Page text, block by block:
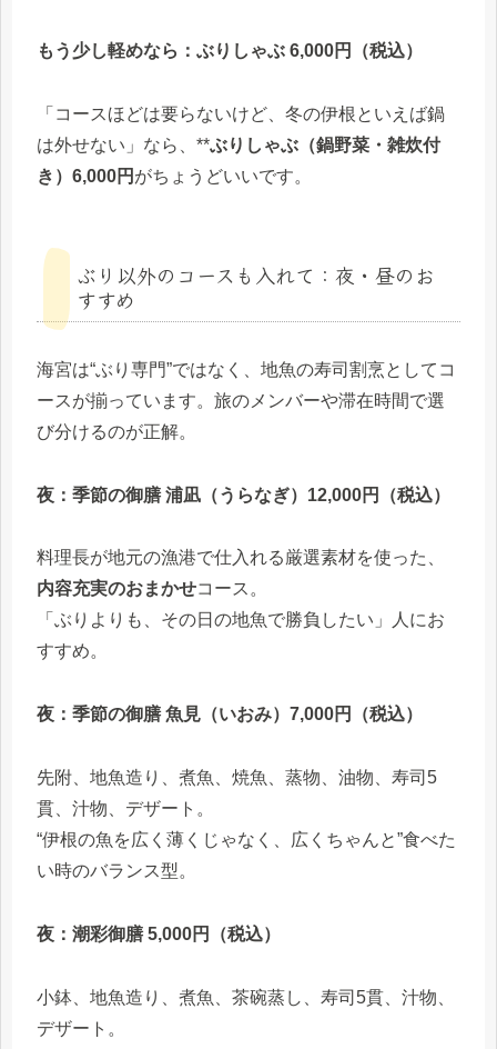
もう少し軽めなら：ぶりしゃぶ 6,000円（税込）
「コースほどは要らないけど、冬の伊根といえば鍋
は外せない」なら、**ぶりしゃぶ（鍋野菜・雑炊付
き）6,000円 がちょうどいいです。
ぶり以外のコースも入れて：夜・昼のお
すすめ
海宮は“ぶり専門”ではなく、地魚の寿司割烹としてコ
ースが揃っています。旅のメンバーや滞在時間で選
び分けるのが正解。
夜：季節の御膳 浦凪（うらなぎ）12,000円（税込）
料理長が地元の漁港で仕入れる厳選素材を使った、
内容充実のおまかせコース。
「ぶりよりも、その日の地魚で勝負したい」人にお
すすめ。
夜：季節の御膳 魚見（いおみ）7,000円（税込）
先附、地魚造り、煮魚、焼魚、蒸物、油物、寿司5
貫、汁物、デザート。
“伊根の魚を広く薄くじゃなく、広くちゃんと”食べた
い時のバランス型。
夜：潮彩御膳 5,000円（税込）
小鉢、地魚造り、煮魚、茶碗蒸し、寿司5貫、汁物、
デザート。